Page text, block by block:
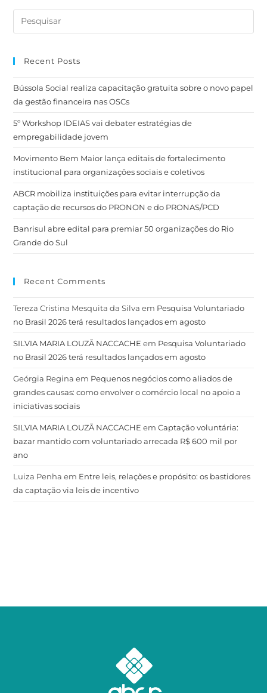
Recent Posts
Bússola Social realiza capacitação gratuita sobre o novo papel
da gestão financeira nas OSCs
5º Workshop IDEIAS vai debater estratégias de
empregabilidade jovem
Movimento Bem Maior lança editais de fortalecimento
institucional para organizações sociais e coletivos
ABCR mobiliza instituições para evitar interrupção da
captação de recursos do PRONON e do PRONAS/PCD
Banrisul abre edital para premiar 50 organizações do Rio
Grande do Sul
Recent Comments
Tereza Cristina Mesquita da Silva em Pesquisa Voluntariado
no Brasil 2026 terá resultados lançados em agosto
SILVIA MARIA LOUZÃ NACCACHE em Pesquisa Voluntariado
no Brasil 2026 terá resultados lançados em agosto
Geórgia Regina em Pequenos negócios como aliados de
grandes causas: como envolver o comércio local no apoio a
iniciativas sociais
SILVIA MARIA LOUZÃ NACCACHE emCaptação voluntária:
bazar mantido com voluntariado arrecada R$ 600 mil por
ano
Luiza Penha em Entre leis, relações e propósito: os bastidores
da captação via leis de incentivo